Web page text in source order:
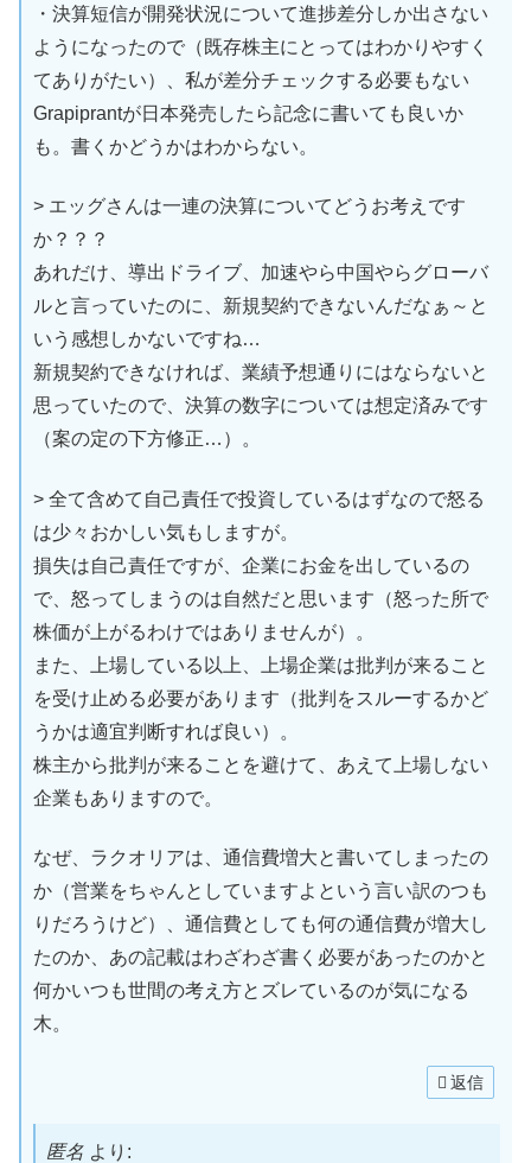
・決算短信が開発状況について進捗差分しか出さない
ようになったので（既存株主にとってはわかりやすく
てありがたい）、私が差分チェックする必要もない
Grapiprantが日本発売したら記念に書いても良いか
も。書くかどうかはわからない。
> エッグさんは一連の決算についてどうお考えです
か？？？
あれだけ、導出ドライブ、加速やら中国やらグローバ
ルと言っていたのに、新規契約できないんだなぁ～と
いう感想しかないですね…
新規契約できなければ、業績予想通りにはならないと
思っていたので、決算の数字については想定済みです
（案の定の下方修正…）。
> 全て含めて自己責任で投資しているはずなので怒る
は少々おかしい気もしますが。
損失は自己責任ですが、企業にお金を出しているの
で、怒ってしまうのは自然だと思います（怒った所で
株価が上がるわけではありませんが）。
また、上場している以上、上場企業は批判が来ること
を受け止める必要があります（批判をスルーするかど
うかは適宜判断すれば良い）。
株主から批判が来ることを避けて、あえて上場しない
企業もありますので。
なぜ、ラクオリアは、通信費増大と書いてしまったの
か（営業をちゃんとしていますよという言い訳のつも
りだろうけど）、通信費としても何の通信費が増大し
たのか、あの記載はわざわざ書く必要があったのかと
何かいつも世間の考え方とズレているのが気になる
木。
返信
匿名 より: